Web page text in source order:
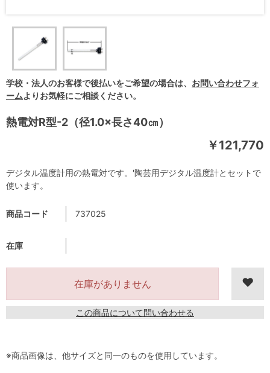
熱電対R型-2（径1.0×長さ40㎝）
￥121,770
商品コード 737025
在庫
在庫がありません
この商品について問い合わせる
デジタル温度計用の熱電対です。'陶芸用デジタル温度計とセットで
使います。
※商品画像は、他サイズと同一のものを使用しています。
学校・法人のお客様で後払いをご希望の場合は、 お問い合わせフォ
ームよりお気軽にご相談ください。